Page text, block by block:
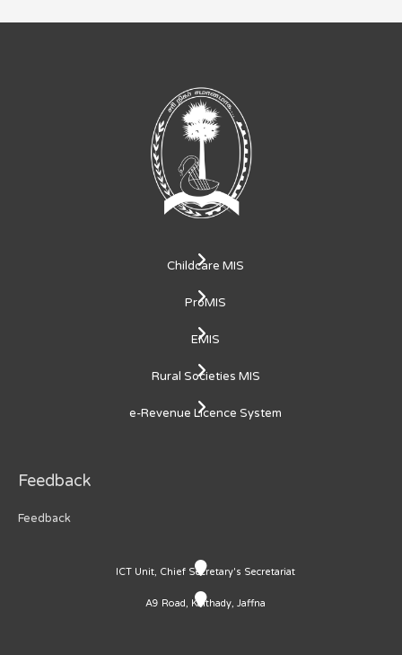
Childcare MIS
ProMIS
EMIS
Rural Societies MIS
e-Revenue Licence System
Feedback
Feedback
ICT Unit, Chief Secretary's Secretariat
A9 Road, Kaithady, Jaffna